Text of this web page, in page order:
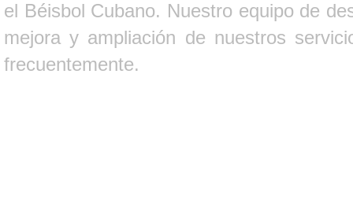
el Béisbol Cubano. Nuestro equipo de
mejora y ampliación de nuestros
frecuentemente.